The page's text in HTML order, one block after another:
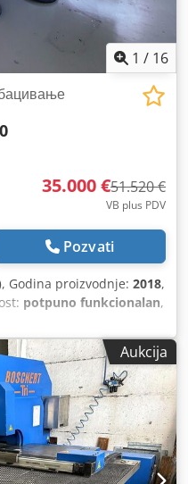
1 / 16
35.000 €51.520 €
VB plus PDV
Pozvati
, Godina proizvodnje: 2018,
potpuno funkcionalan,
4.118 mm, ukupna
(maks.):6 mm, vrsta
pomeranja ose X:2.000
bušenja:105 mm,
, ukupna težina:
8.400
stola:2.000 mm, ulazna
50 Hz, snaga servo motora:
120 m/min, brzina
Aukcija